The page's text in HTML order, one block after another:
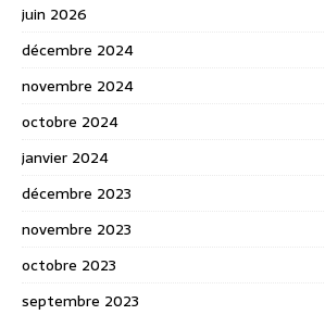
juin 2026
décembre 2024
novembre 2024
octobre 2024
janvier 2024
décembre 2023
novembre 2023
octobre 2023
septembre 2023